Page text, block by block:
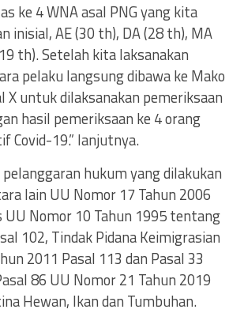
ke 4 WNA asal PNG yang kita
inisial, AE (30 th), DA (28 th), MA
th). Setelah kita laksanakan
pelaku langsung dibawa ke Mako
X untuk dilaksanakan pemeriksaan
hasil pemeriksaan ke 4 orang
Covid-19.” lanjutnya.
hukum yang dilakukan
lain UU Nomor 17 Tahun 2006
UU Nomor 10 Tahun 1995 tentang
102, Tindak Pidana Keimigrasian
2011 Pasal 113 dan Pasal 33
86 UU Nomor 21 Tahun 2019
Hewan, Ikan dan Tumbuhan.